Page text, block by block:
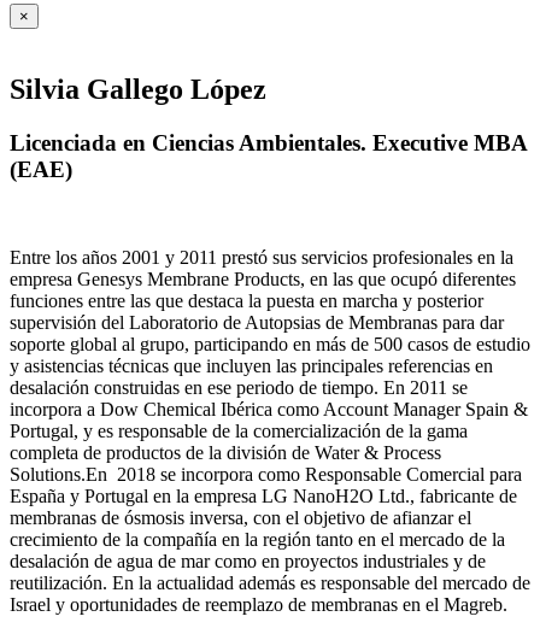
×
Silvia Gallego López
Licenciada en Ciencias Ambientales. Executive MBA
(EAE)
Entre los años 2001 y 2011 prestó sus servicios profesionales en la
empresa Genesys Membrane Products, en las que ocupó diferentes
funciones entre las que destaca la puesta en marcha y posterior
supervisión del Laboratorio de Autopsias de Membranas para dar
soporte global al grupo, participando en más de 500 casos de estudio
y asistencias técnicas que incluyen las principales referencias en
desalación construidas en ese periodo de tiempo. En 2011 se
incorpora a Dow Chemical Ibérica como Account Manager Spain &
Portugal, y es responsable de la comercialización de la gama
completa de productos de la división de Water & Process
Solutions.En 2018 se incorpora como Responsable Comercial para
España y Portugal en la empresa LG NanoH2O Ltd., fabricante de
membranas de ósmosis inversa, con el objetivo de afianzar el
crecimiento de la compañía en la región tanto en el mercado de la
desalación de agua de mar como en proyectos industriales y de
reutilización. En la actualidad además es responsable del mercado de
Israel y oportunidades de reemplazo de membranas en el Magreb.